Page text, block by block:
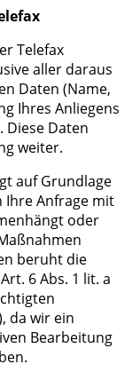
Telefax
aller daraus
Daten (Name,
Ihres Anliegens
Daten
weiter.
auf Grundlage
Ihre Anfrage mit
oder
beruht die
6 Abs. 1 lit. a
da wir ein
Bearbeitung